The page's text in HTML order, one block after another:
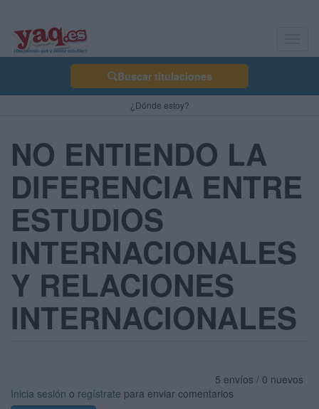
Buscar titulaciones
¿Dónde estoy?
NO ENTIENDO LA
DIFERENCIA ENTRE
ESTUDIOS
INTERNACIONALES
Y RELACIONES
INTERNACIONALES
5 envíos / 0 nuevos
Inicia sesión o regístrate para enviar comentarios